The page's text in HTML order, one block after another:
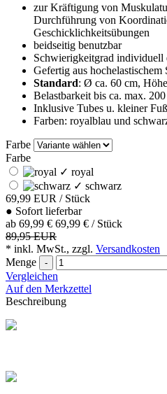
zur Kräftigung von
Durchführung von
Geschicklichkeitsübungen
beidseitig benutzbar
Schwierigkeitgrad individuell
Gefertig aus hochelastischem
Standard: Ø ca. 60 cm,
Belastbarkeit bis ca. max.
Inklusive Tubes u. kleiner
Farben: royalblau und
Farbe
Farbe
✓ royal
✓ schwarz
69,99 EUR / Stück
● Sofort lieferbar
ab 69,99 € 69,99 € / Stück
89,95 EUR
* inkl. MwSt., zzgl. Versandkosten
Menge
-
Vergleichen
Auf den Merkzettel
Beschreibung